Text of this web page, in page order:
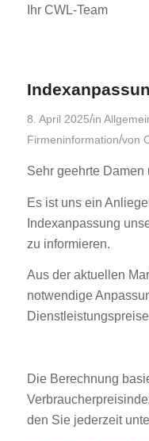
Ihr CWL-Team
8. April 2025/in
Firmeninformation/von
Sehr geehrte Damen
Es ist uns ein
Indexanpassung
zu informieren.
Aus der aktuellen
notwendige
Die Berechnung
den Sie jederzeit